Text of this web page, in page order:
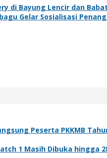
di Bayung Lencir dan
Gelar Sosialisasi
Peserta PKKMB
1 Masih Dibuka hingga